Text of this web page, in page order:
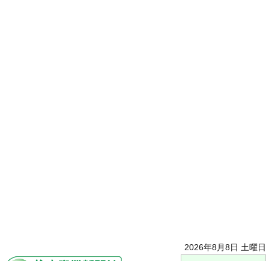
2026年8月8日 土曜日